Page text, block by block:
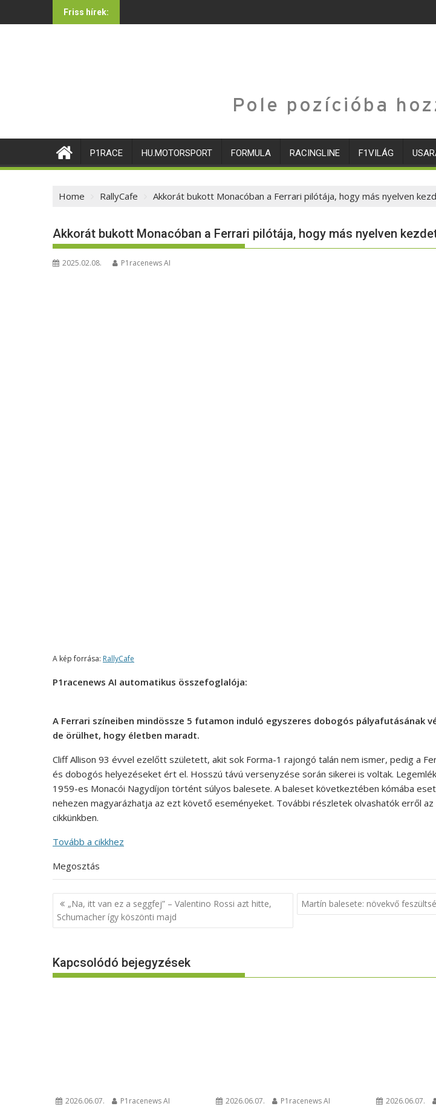
to
Friss hírek:
Pole pozícióba
P1RACE HU.MOTORSPORT FORMULA RACINGLINE F1VILÁG
Home RallyCafe Akkorát bukott Monacóban a Ferrari pilótája, hogy más nyelven
Akkorát bukott Monacóban a Ferrari pilótája, hogy más nyelven
2025.02.08. P1racenews AI
A kép forrása: RallyCafe
P1racenews AI automatikus összefoglalója:
A Ferrari színeiben mindössze 5 futamon induló egyszeres dobogós pályafutásának
de örülhet, hogy életben maradt.
Cliff Allison 93 évvel ezelőtt született, akit sok Forma-1 rajongó talán nem ismer, pedig a
és dobogós helyezéseket ért el. Hosszú távú versenyzése során sikerei is voltak.
1959-es Monacói Nagydíjon történt súlyos balesete. A baleset következtében kómába
nehezen magyarázhatja az ezt követő eseményeket. További részletek olvashatók erről
cikkünkben.
Tovább a cikkhez
Megosztás
Bejegyzés
navigáció
„Na, itt van ez a seggfej” – Valentino Rossi azt hitte,
Schumacher így köszönti majd
Martín balesete: növekvő
Kapcsolódó bejegyzések
2026.06.07. P1racenews AI 2026.06.07. P1racenews AI 2026.06.07.